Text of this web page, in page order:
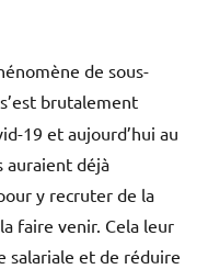
de sous-
brutalement
19 et aujourd’hui au
auraient déjà
y recruter de la
faire venir. Cela leur
salariale et de réduire